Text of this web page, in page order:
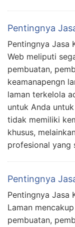
Pentingnya
Pentingnya Jasa
Web meliputi
pembuatan,
keamanapengn
laman terkelola
untuk Anda
tidak memiliki
khusus,
profesional yang
Pentingnya
Pentingnya Jasa
Laman
pembuatan,